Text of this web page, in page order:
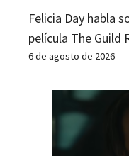
Felicia Day habla
película The Guild
6 de agosto de 2026